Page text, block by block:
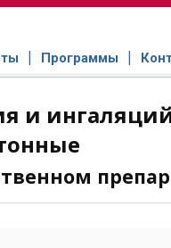
Программы
и